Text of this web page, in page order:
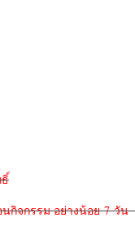
นกิจกรรม อย่างน้อย 7 วัน